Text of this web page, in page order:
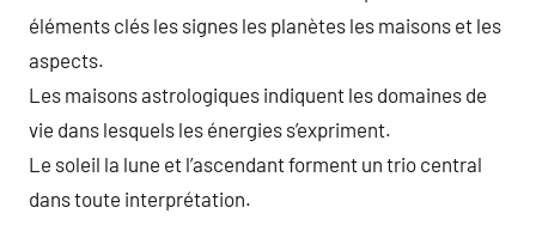
éléments clés les signes les planètes les maisons et les
aspects.
Les maisons astrologiques indiquent les domaines de
vie dans lesquels les énergies s’expriment.
Le soleil la lune et l’ascendant forment un trio central
dans toute interprétation.